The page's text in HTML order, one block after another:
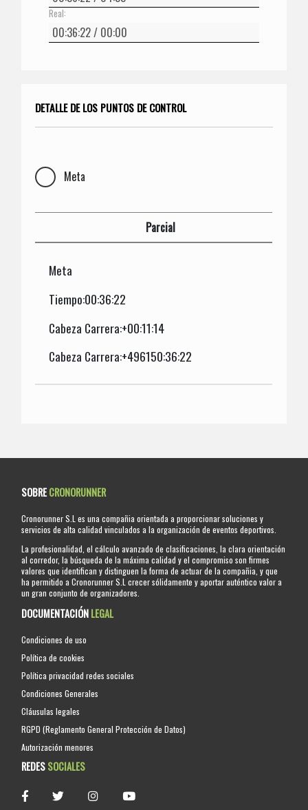
Real:
DETALLE DE LOS PUNTOS DE CONTROL
Meta
Parcial
Meta
Tiempo:00:36:22
Cabeza Carrera:+00:11:14
Cabeza Carrera:+496150:36:22
SOBRECRONORUNNER
Cronorunner S.L es una compañia orientada a proporcionar soluciones y
servicios de alta calidad vinculados a la organización de eventos deportivos.
La profesionalidad, el cálculo avanzado de clasificaciones, la clara orientación
al corredor, la búsqueda de la máxima calidad y el compromiso son firmes
valores que identifican y distinguen la forma de actuar de la compañia, y que
ha permitido a Cronorunner S.L crecer sólidamente y aportar auténtico valor a
un gran conjunto de organizadores.
DOCUMENTACIÓNLEGAL
Condiciones de uso
Política de cookies
Política privacidad redes sociales
Condiciones Generales
Cláusulas legales
RGPD (Reglamento General Protección de Datos)
Autorización menores
REDESSOCIALES